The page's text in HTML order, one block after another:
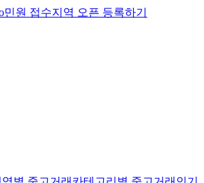
민원 접수지역 오픈 등록하기